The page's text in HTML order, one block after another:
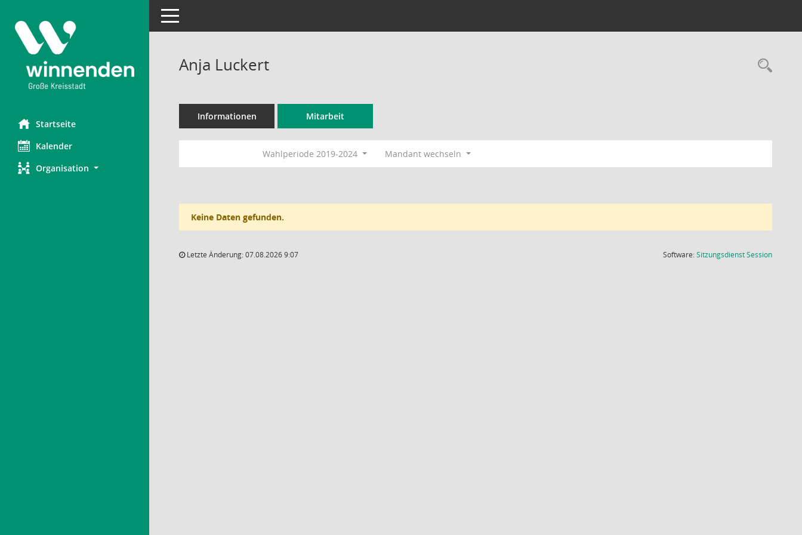
Startseite
Kalender
Organisation
Toggle navigation
Anja Luckert
Informationen Mitarbeit
Wahlperiode 2019-2024 Mandant wechseln
Keine Daten gefunden.
Letzte Änderung: 07.08.2026 9:07 Software:SitzungsdienstSession(Wird in